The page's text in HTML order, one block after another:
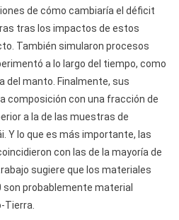
de cómo cambiaría el déficit
tras los impactos de estos
También simularon procesos
a lo largo del tiempo, como
del manto. Finalmente, sus
composición con una fracción de
a la de las muestras de
Y lo que es más importante, las
con las de la mayoría de
sugiere que los materiales
probablemente material
Tierra.